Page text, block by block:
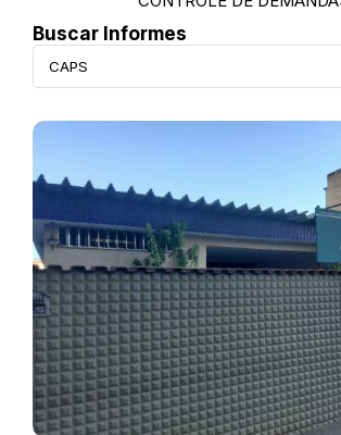
Buscar Informes